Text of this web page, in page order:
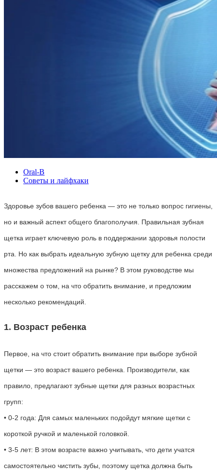
Oral-B
Советы и лайфхаки
Здоровье зубов вашего ребенка — это не только вопрос гигиены,
но и важный аспект общего благополучия. Правильная зубная
щетка играет ключевую роль в поддержании здоровья полости
рта. Но как выбрать идеальную зубную щетку для ребенка среди
множества предложений на рынке? В этом руководстве мы
расскажем о том, на что обратить внимание, и предложим
несколько рекомендаций.
1. Возраст ребенка
Первое, на что стоит обратить внимание при выборе зубной
щетки — это возраст вашего ребенка. Производители, как
правило, предлагают зубные щетки для разных возрастных
групп:
• 0-2 года: Для самых маленьких подойдут мягкие щетки с
короткой ручкой и маленькой головкой.
• 3-5 лет: В этом возрасте важно учитывать, что дети учатся
самостоятельно чистить зубы, поэтому щетка должна быть